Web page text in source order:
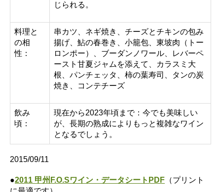
じられる。
料理と
の相
性：
串カツ、ネギ焼き、チーズとチキンの包み
揚げ、鮎の春巻き、小籠包、東坡肉（トー
ロンポー）、ブーダンノワール、レバーペ
ースト甘夏ジャムを添えて、カラスミ大
根、パンチェッタ、柿の葉寿司、タンの炭
焼き、コンテチーズ
飲み
頃：
現在から2023年頃まで：今でも美味しい
が、長期の熟成によりもっと複雑なワイン
となるでしょう。
2015/09/11
●2011 甲州F.O.Sワイン・データシートPDF （プリント